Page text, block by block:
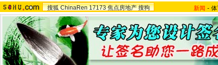
搜狐 ChinaRen 17173 焦点房地产 搜狗 新闻 -